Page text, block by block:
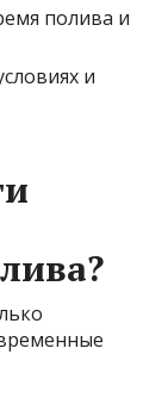
полива и
и